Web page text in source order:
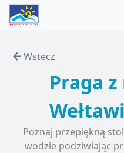
Wstecz
Praga
Poznaj przepiękną
wodzie podziwiając